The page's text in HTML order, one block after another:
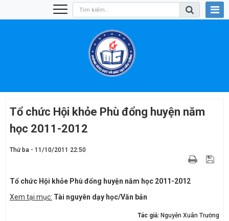
Tổ chức Hội khỏe Phù đổng huyện năm
học 2011-2012
Thứ ba - 11/10/2011 22:50
Tổ chức Hội khỏe Phù đổng huyện năm học 2011-2012
Xem tại mục: Tài nguyên dạy học/Văn bản
Tác giả: Nguyễn Xuân Trường